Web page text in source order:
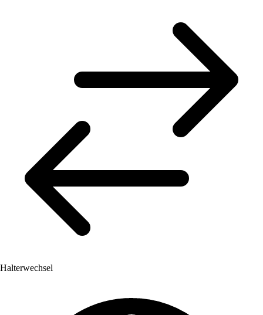
Halterwechsel